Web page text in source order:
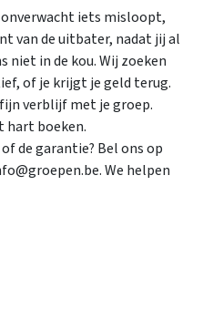
iets misloopt,
van de uitbater, nadat jij al
niet in de kou. Wij zoeken
of je krijgt je geld terug.
verblijf met je groep.
hart boeken.
de garantie? Bel ons op
We helpen